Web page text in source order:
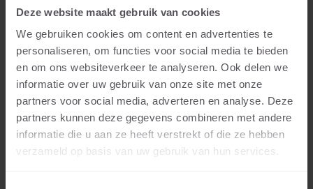
Deze website maakt gebruik van cookies
We gebruiken cookies om content en advertenties te
personaliseren, om functies voor social media te bieden
en om ons websiteverkeer te analyseren. Ook delen we
informatie over uw gebruik van onze site met onze
partners voor social media, adverteren en analyse. Deze
partners kunnen deze gegevens combineren met andere
informatie die u aan ze heeft verstrekt of die ze hebben
verzameld op basis van uw gebruik van hun services.
Installed by:
van den Heuvel tuinen
Location:
Den Dungen
Application:
Swimming Pool
Photography:
Hans Gorter